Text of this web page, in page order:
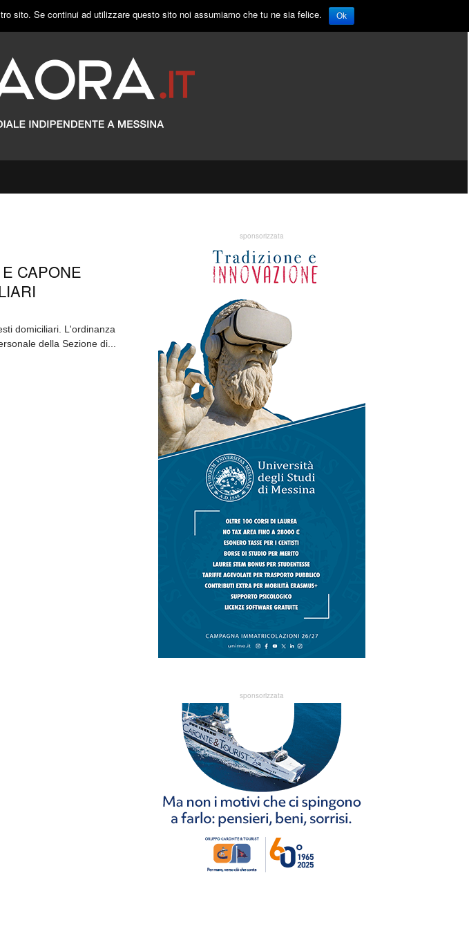
CAPONE
domiciliari. L'ordinanza
della Sezione di...
sponsorizzata
sponsorizzata
sito. Se continui ad utilizzare questo sito noi assumiamo che tu ne sia felice. Ok